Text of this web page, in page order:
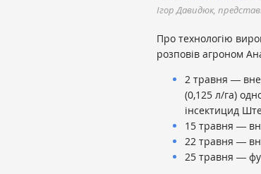
Ігор Давидюк,
Про технологію
розповів агроном
2 травня ―
(0,125 л/га)
інсектицид
15 травня ―
22 травня ―
25 травня ―